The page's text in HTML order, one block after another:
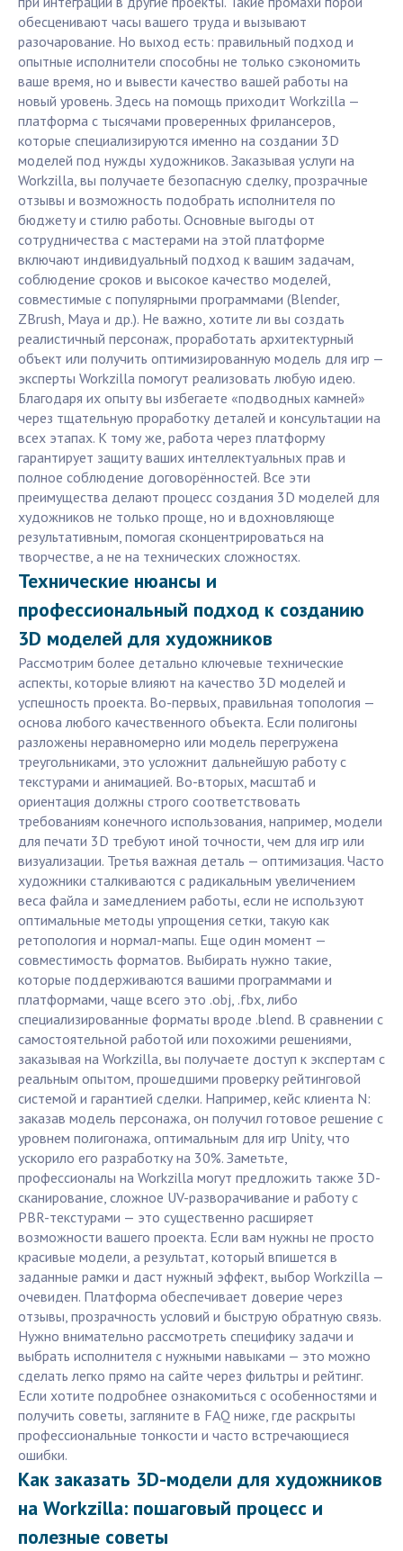
обесценивают часы вашего труда и вызывают
разочарование. Но выход есть: правильный подход и
опытные исполнители способны не только сэкономить
ваше время, но и вывести качество вашей работы на
новый уровень. Здесь на помощь приходит Workzilla —
платформа с тысячами проверенных фрилансеров,
которые специализируются именно на создании 3D
моделей под нужды художников. Заказывая услуги на
Workzilla, вы получаете безопасную сделку, прозрачные
отзывы и возможность подобрать исполнителя по
бюджету и стилю работы. Основные выгоды от
сотрудничества с мастерами на этой платформе
включают индивидуальный подход к вашим задачам,
соблюдение сроков и высокое качество моделей,
совместимые с популярными программами (Blender,
ZBrush, Maya и др.). Не важно, хотите ли вы создать
реалистичный персонаж, проработать архитектурный
объект или получить оптимизированную модель для игр —
эксперты Workzilla помогут реализовать любую идею.
Благодаря их опыту вы избегаете «подводных камней»
через тщательную проработку деталей и консультации на
всех этапах. К тому же, работа через платформу
гарантирует защиту ваших интеллектуальных прав и
полное соблюдение договорённостей. Все эти
преимущества делают процесс создания 3D моделей для
художников не только проще, но и вдохновляюще
результативным, помогая сконцентрироваться на
творчестве, а не на технических сложностях.
Технические нюансы и
профессиональный подход к созданию
3D моделей для художников
Рассмотрим более детально ключевые технические
аспекты, которые влияют на качество 3D моделей и
успешность проекта. Во-первых, правильная топология —
основа любого качественного объекта. Если полигоны
разложены неравномерно или модель перегружена
треугольниками, это усложнит дальнейшую работу с
текстурами и анимацией. Во-вторых, масштаб и
ориентация должны строго соответствовать
требованиям конечного использования, например, модели
для печати 3D требуют иной точности, чем для игр или
визуализации. Третья важная деталь — оптимизация. Часто
художники сталкиваются с радикальным увеличением
веса файла и замедлением работы, если не используют
оптимальные методы упрощения сетки, такую как
ретопология и нормал-мапы. Еще один момент —
совместимость форматов. Выбирать нужно такие,
которые поддерживаются вашими программами и
платформами, чаще всего это .obj, .fbx, либо
специализированные форматы вроде .blend. В сравнении с
самостоятельной работой или похожими решениями,
заказывая на Workzilla, вы получаете доступ к экспертам с
реальным опытом, прошедшими проверку рейтинговой
системой и гарантией сделки. Например, кейс клиента N:
заказав модель персонажа, он получил готовое решение с
уровнем полигонажа, оптимальным для игр Unity, что
ускорило его разработку на 30%. Заметьте,
профессионалы на Workzilla могут предложить также 3D-
сканирование, сложное UV-разворачивание и работу с
PBR-текстурами — это существенно расширяет
возможности вашего проекта. Если вам нужны не просто
красивые модели, а результат, который впишется в
заданные рамки и даст нужный эффект, выбор Workzilla —
очевиден. Платформа обеспечивает доверие через
отзывы, прозрачность условий и быструю обратную связь.
Нужно внимательно рассмотреть специфику задачи и
выбрать исполнителя с нужными навыками — это можно
сделать легко прямо на сайте через фильтры и рейтинг.
Если хотите подробнее ознакомиться с особенностями и
получить советы, загляните в FAQ ниже, где раскрыты
профессиональные тонкости и часто встречающиеся
ошибки.
Как заказать 3D-модели для художников
на Workzilla: пошаговый процесс и
полезные советы